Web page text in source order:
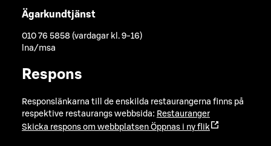
Ägarkundtjänst
010 76 5858 (vardagar kl. 9-16)
lna/msa
Respons
Responslänkarna till de enskilda restaurangerna finns på
respektive restaurangs webbsida: Restauranger
Skicka respons om webbplatsen Öppnas i ny flik